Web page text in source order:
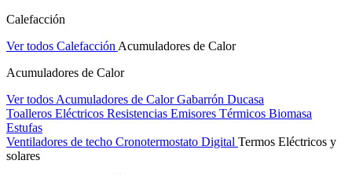
Calefacción
Ver todos Calefacción Acumuladores de Calor
Acumuladores de Calor
Ver todos Acumuladores de CalorGabarrón Ducasa
Toalleros Eléctricos Resistencias Emisores Térmicos Biomasa
Estufas
Ventiladores de techo Cronotermostato Digital Termos Eléctricos y
solares